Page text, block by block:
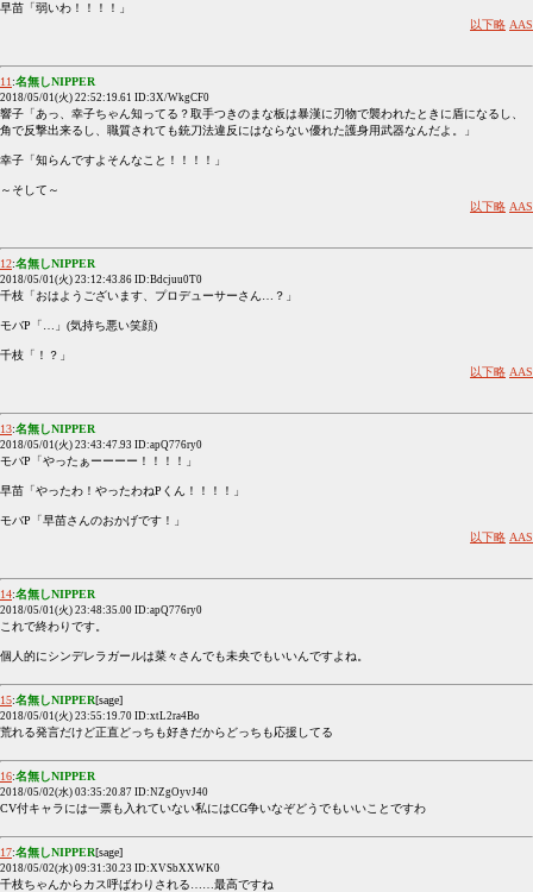
早苗「弱いわ！！！！」
以下略 AAS
11 :名無しNIPPER
2018/05/01(火) 22:52:19.61 ID:3X/WkgCF0
響子「あっ、幸子ちゃん知ってる？取手つきのまな板は暴漢に刃物で襲われたときに盾になるし、
角で反撃出来るし、職質されても銃刀法違反にはならない優れた護身用武器なんだよ。」
幸子「知らんですよそんなこと！！！！」
～そして～
以下略 AAS
12:名無しNIPPER
2018/05/01(火) 23:12:43.86 ID:Bdcjuu0T0
千枝「おはようございます、プロデューサーさん…？」
モバP「…」(気持ち悪い笑顔)
千枝「！？」
以下略 AAS
13:名無しNIPPER
2018/05/01(火) 23:43:47.93 ID:apQ776ry0
モバP「やったぁーーーー！！！！」
早苗「やったわ！やったわねPくん！！！！」
モバP「早苗さんのおかげです！」
以下略 AAS
14:名無しNIPPER
2018/05/01(火) 23:48:35.00 ID:apQ776ry0
これで終わりです。
個人的にシンデレラガールは菜々さんでも未央でもいいんですよね。
15:名無しNIPPER[sage]
2018/05/01(火) 23:55:19.70 ID:xtL2ra4Bo
荒れる発言だけど正直どっちも好きだからどっちも応援してる
16:名無しNIPPER
2018/05/02(水) 03:35:20.87 ID:NZgOyvJ40
CV付キャラには一票も入れていない私にはCG争いなぞどうでもいいことですわ
17:名無しNIPPER[sage]
2018/05/02(水) 09:31:30.23 ID:XVSbXXWK0
千枝ちゃんからカス呼ばわりされる……最高ですね